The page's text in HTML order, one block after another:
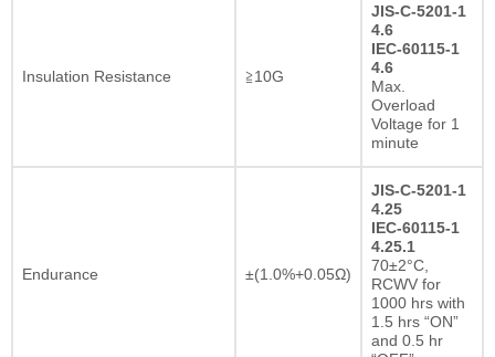
Insulation Resistance ≧10G
JIS-C-5201-1
4.6
IEC-60115-1
4.6
Max.
Overload
Voltage for 1
minute
Endurance ±(1.0%+0.05Ω)
JIS-C-5201-1
4.25
IEC-60115-1
4.25.1
70±2°C,
RCWV for
1000 hrs with
1.5 hrs “ON”
and 0.5 hr